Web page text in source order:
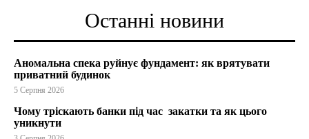
Останні новини
Аномальна спека руйнує фундамент: як врятувати
приватний будинок
5 Серпня 2026
Чому тріскають банки під час закатки та як цього
уникнути